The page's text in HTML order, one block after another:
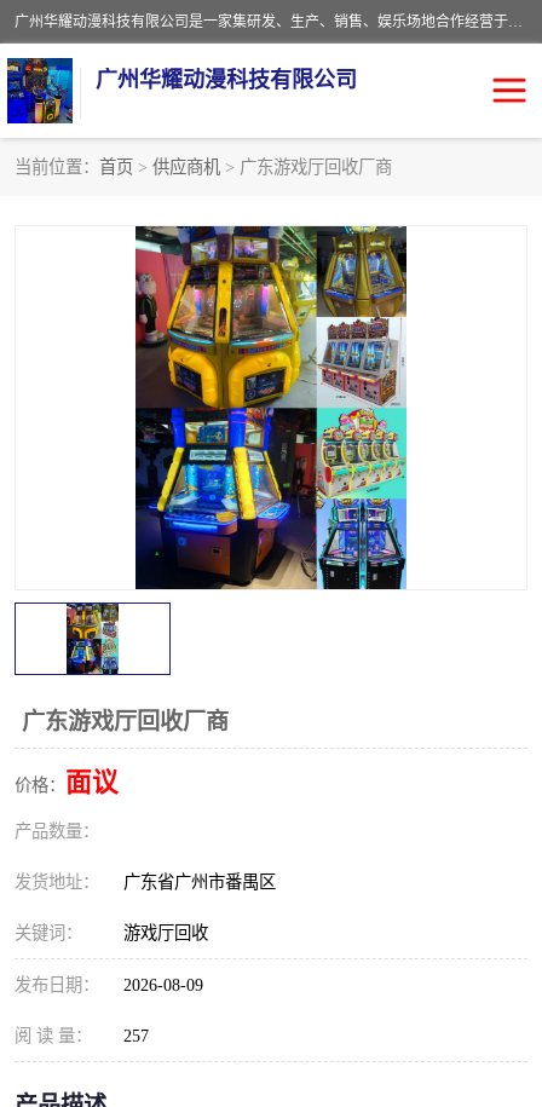
广州华耀动漫科技有限公司是一家集研发、生产、销售、娱乐场地合作经营于一体的动漫游戏公司。本公司拥有一支年轻化集研发生产到售后服务的队伍，及时地为客户提供、赚钱的产品。本公司以雄厚的实力、合理的价格、优良的服务与多家企业建立了长期的合作关系。热诚欢迎各界前来参观、考察、洽谈业务。目前公司经营的产品有：各种捕渔游戏机系列，大型模拟机系列、轮盘机系列、连线机系列、框体机系列、玛莉机系列等。
广州华耀动漫科技有限公司
当前位置： 首页 > 供应商机 > 广东游戏厅回收厂商
广东游戏厅回收厂商
价格： 面议
产品数量：
发货地址： 广东省广州市番禺区
关键词： 游戏厅回收
发布日期： 2026-08-09
阅 读 量： 257
电玩城回收
儿童机回收
*机回收